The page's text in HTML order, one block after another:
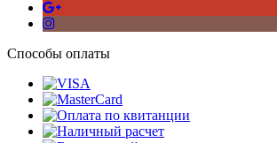
Способы оплаты